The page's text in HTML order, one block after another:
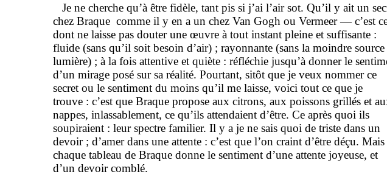
Je ne cherche qu’à être fidèle, tant pis si j’ai l’air sot. Qu’il y ait un
chez Braque ­ comme il y en a un chez Van Gogh ou Vermeer — c’est
dont ne laisse pas douter une œuvre à tout instant pleine et suffisante :
fluide (sans qu’il soit besoin d’air) ; rayonnante (sans la moindre source
lumière) ; à la fois attentive et quiète : réfléchie jusqu’à donner le
d’un mirage posé sur sa réalité. Pourtant, sitôt que je veux nommer ce
secret ou le sentiment du moins qu’il me laisse, voici tout ce que je
trouve : c’est que Braque propose aux citrons, aux poissons grillés et
nappes, inlassablement, ce qu’ils attendaient d’être. Ce après quoi ils
soupiraient : leur spectre familier. Il y a je ne sais quoi de triste dans un
devoir ; d’amer dans une attente : c’est que l’on craint d’être déçu. Mais
chaque tableau de Braque donne le sentiment d’une attente joyeuse, et
d’un devoir comblé.